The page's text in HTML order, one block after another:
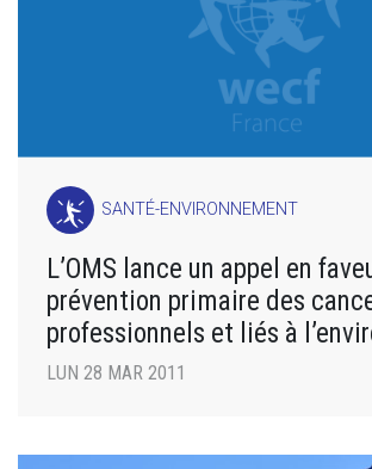
SANTÉ-ENVIRONNEMENT
L’OMS lance un appel en
prévention primaire des
professionnels et liés à
LUN 28 MAR 2011